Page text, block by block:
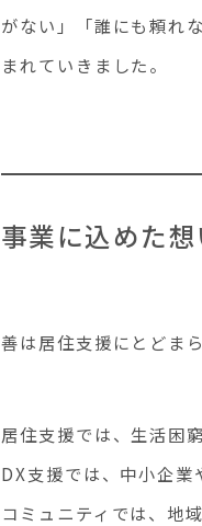
がない」「誰にも頼れ
まれていきました。
事業に込めた想
善は居住支援にとどま
居住支援では、生活困
DX支援では、中小企
コミュニティでは、地